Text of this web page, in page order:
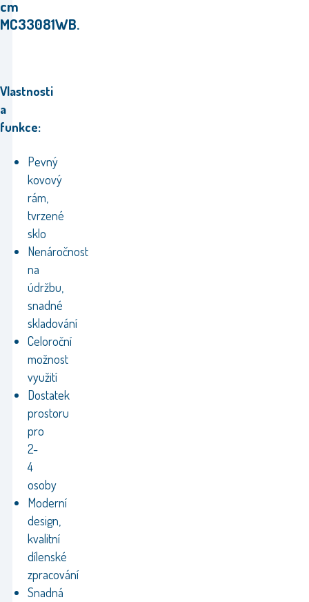
cm
MC33081WB.
Vlastnosti
a
funkce:
Pevný
kovový
rám,
tvrzené
sklo
Nenáročnost
na
údržbu,
snadné
skladování
Celoroční
možnost
využití
Dostatek
prostoru
pro
2-
4
osoby
Moderní
design,
kvalitní
dílenské
zpracování
Snadná